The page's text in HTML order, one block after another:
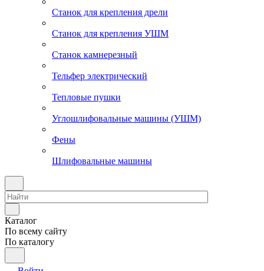
Станок для крепления дрели
Станок для крепления УШМ
Станок камнерезный
Тельфер электрический
Тепловые пушки
Углошлифовальные машины (УШМ)
Фены
Шлифовальные машины
Каталог
По всему сайту
По каталогу